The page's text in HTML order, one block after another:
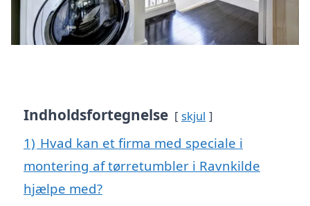
Indholdsfortegnelse skjul
1) Hvad kan et firma med speciale i
montering af tørretumbler i Ravnkilde
hjælpe med?